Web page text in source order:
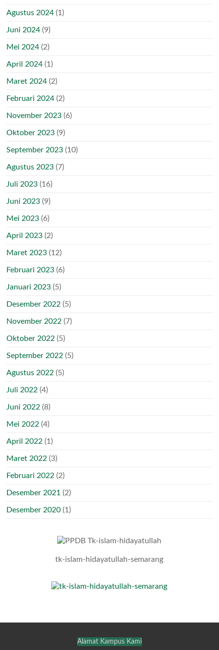
Agustus 2024 (1)
Juni 2024 (9)
Mei 2024 (2)
April 2024 (1)
Maret 2024 (2)
Februari 2024 (2)
November 2023 (6)
Oktober 2023 (9)
September 2023 (10)
Agustus 2023 (7)
Juli 2023 (16)
Juni 2023 (9)
Mei 2023 (6)
April 2023 (2)
Maret 2023 (12)
Februari 2023 (6)
Januari 2023 (5)
Desember 2022 (5)
November 2022 (7)
Oktober 2022 (5)
September 2022 (5)
Agustus 2022 (5)
Juli 2022 (4)
Juni 2022 (8)
Mei 2022 (4)
April 2022 (1)
Maret 2022 (3)
Februari 2022 (2)
Desember 2021 (2)
Desember 2020 (1)
tk-islam-hidayatullah-semarang
Alamat Kampus Kami